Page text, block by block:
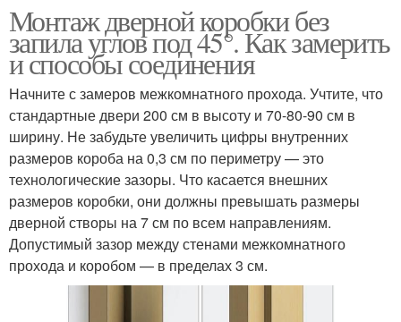
Монтаж дверной коробки без
запила углов под 45°. Как замерить
и способы соединения
Начните с замеров межкомнатного прохода. Учтите, что
стандартные двери 200 см в высоту и 70-80-90 см в
ширину. Не забудьте увеличить цифры внутренних
размеров короба на 0,3 см по периметру — это
технологические зазоры. Что касается внешних
размеров коробки, они должны превышать размеры
дверной створы на 7 см по всем направлениям.
Допустимый зазор между стенами межкомнатного
прохода и коробом — в пределах 3 см.